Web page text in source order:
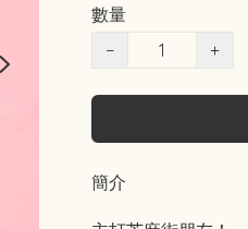
數量
−
+
簡介